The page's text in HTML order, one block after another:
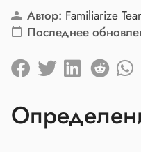
Автор: Familiarize
Последнее